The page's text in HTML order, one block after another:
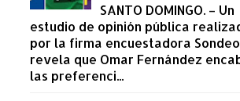
SANTO DOMINGO. – Un
estudio de opinión pública
por la firma encuestadora
revela que Omar Fernández
las preferenci...